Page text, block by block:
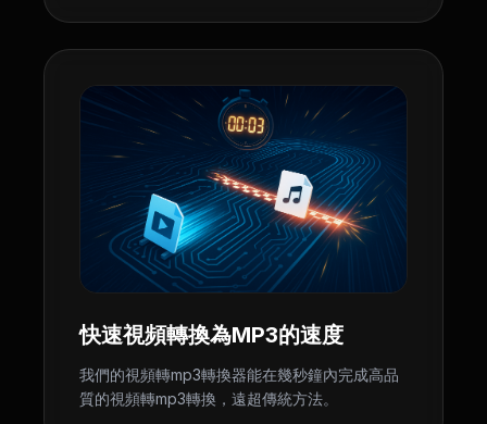
快速視頻轉換為MP3的速度
我們的視頻轉mp3轉換器能在幾秒鐘內完成高品
質的視頻轉mp3轉換，遠超傳統方法。